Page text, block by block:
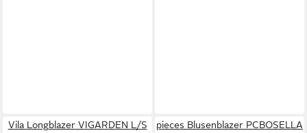
Vila Longblazer VIGARDEN L/S
pieces Blusenblazer PCBOSELLA